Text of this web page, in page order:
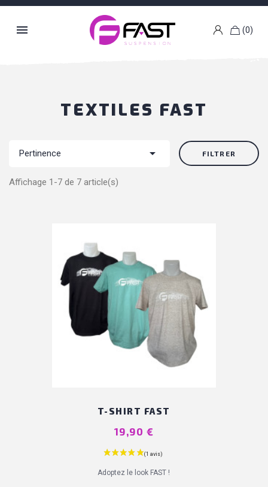
 g (0)
k
TEXTILES FAST
Pertinence  FILTRER
Affichage 1-7 de 7 article(s)
T-SHIRT FAST
Prix
19,90 €
Adoptez le look FAST !